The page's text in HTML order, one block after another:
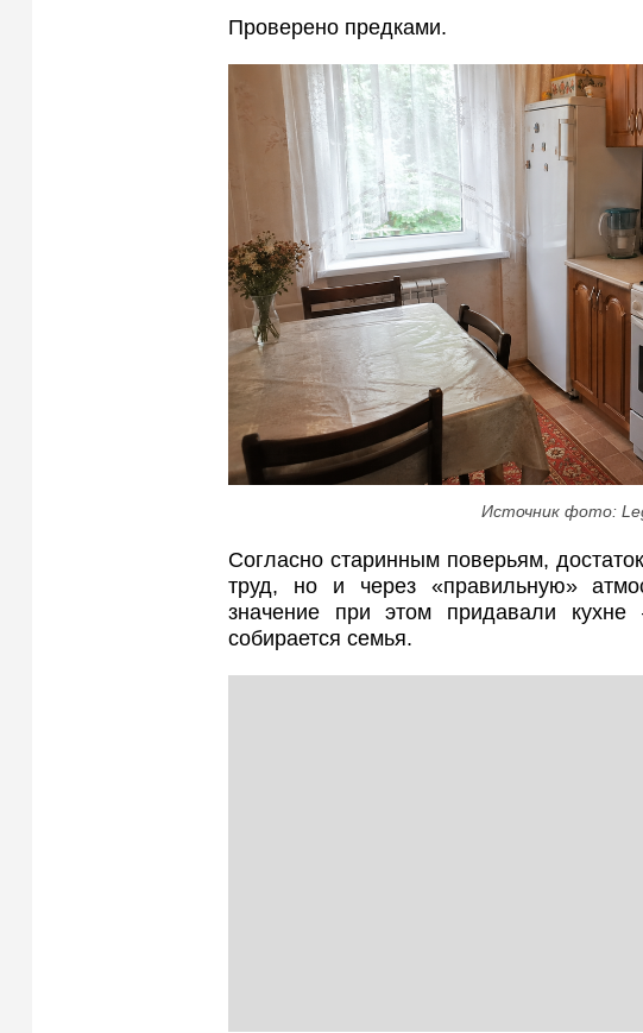
Проверено предками.
Источник фото:
Согласно старинным поверьям,
труд, но и через «правильную»
значение при этом придавали
собирается семья.